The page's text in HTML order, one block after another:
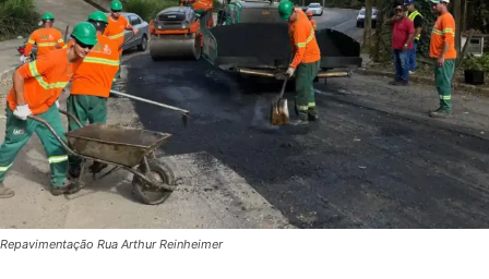
Repavimentação Rua Arthur Reinheimer